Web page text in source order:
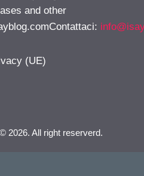
and other
:
(UE)
2026. All right reserverd.